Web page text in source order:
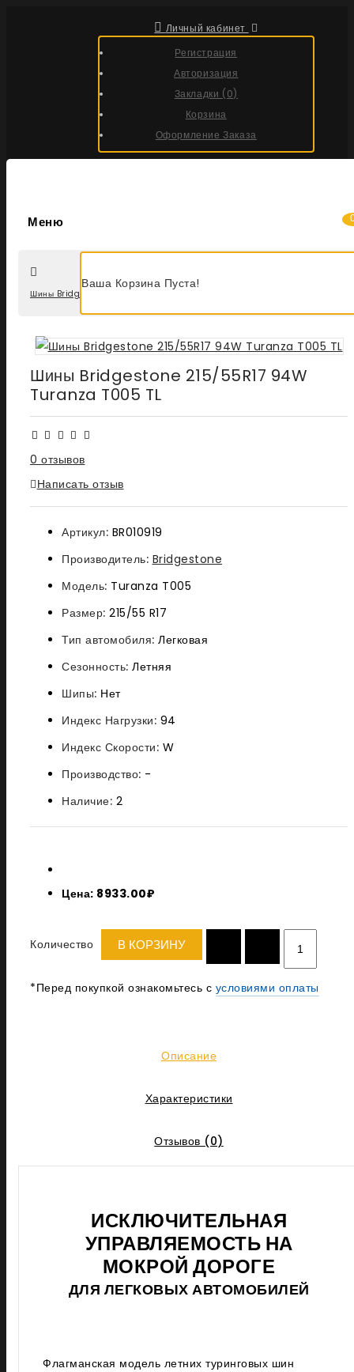
Личный кабинет
Регистрация
Авторизация
Закладки (0)
Корзина
Оформление Заказа
Ваша Корзина Пуста!
Меню
Шины Bridgestone 215/55R17 94W Turanza T005 TL
Шины Bridgestone 215/55R17 94W
Turanza T005 TL
0 отзывов
Написать отзыв
Артикул: BR010919
Производитель: Bridgestone
Модель: Turanza T005
Размер: 215/55 R17
Тип автомобиля: Легковая
Сезонность: Летняя
Шипы: Нет
Индекс Нагрузки: 94
Индекс Скорости: W
Производство: -
Наличие: 2
Цена: 8933.00₽
Количество В КОРЗИНУ
*Перед покупкой ознакомьтесь с условиями оплаты
Описание
Характеристики
Отзывов (0)
ИСКЛЮЧИТЕЛЬНАЯ
УПРАВЛЯЕМОСТЬ НА
МОКРОЙ ДОРОГЕ
ДЛЯ ЛЕГКОВЫХ АВТОМОБИЛЕЙ
Флагманская модель летних туринговых шин